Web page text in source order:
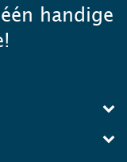
handige